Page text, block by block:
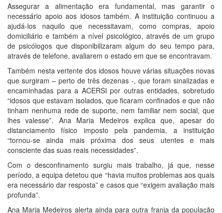
Assegurar a alimentação era fundamental, mas garantir o
necessário apoio aos idosos também. A instituição continuou a
ajudá-los naquilo que necessitavam, como compras, apoio
domiciliário e também a nível psicológico, através de um grupo
de psicólogos que disponibilizaram algum do seu tempo para,
através de telefone, avaliarem o estado em que se encontravam.
Também nesta vertente dos idosos houve várias situações novas
que surgiram – perto de três dezenas -, que foram sinalizadas e
encaminhadas para a ACERSI por outras entidades, sobretudo
“idosos que estavam isolados, que ficaram confinados e que não
tinham nenhuma rede de suporte, nem familiar nem social, que
lhes valesse”. Ana Maria Medeiros explica que, apesar do
distanciamento físico imposto pela pandemia, a instituição
“tornou-se ainda mais próxima dos seus utentes e mais
consciente das suas reais necessidades”.
Com o desconfinamento surgiu mais trabalho, já que, nesse
período, a equipa detetou que “havia muitos problemas aos quais
era necessário dar resposta” e casos que “exigem avaliação mais
profunda”.
Ana Maria Medeiros alerta ainda para outra franja da população